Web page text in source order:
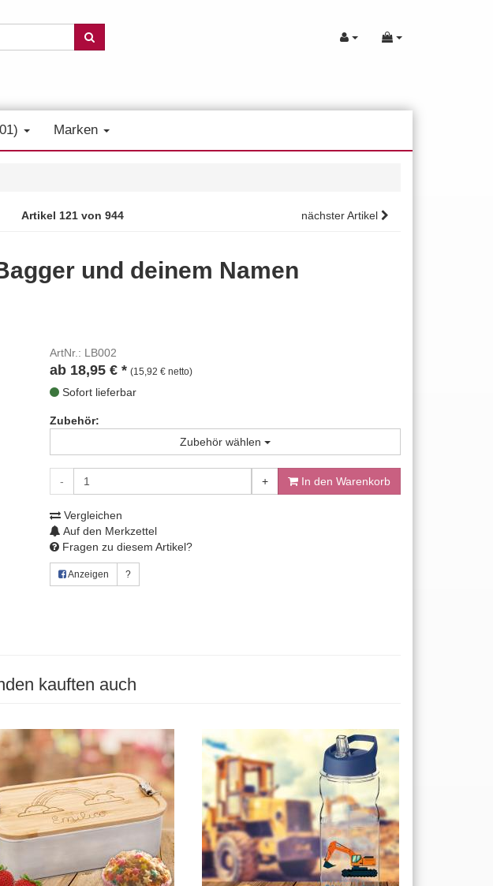
Marken
Artikel 121 von 944 nächster Artikel
und deinem Namen
ArtNr.: LB002
ab 18,95 € * (15,92 € netto)
Sofort lieferbar
Zubehör:
Zubehör wählen
- + In den Warenkorb
Vergleichen
Auf den Merkzettel
Fragen zu diesem Artikel?
Anzeigen ?
kauften auch